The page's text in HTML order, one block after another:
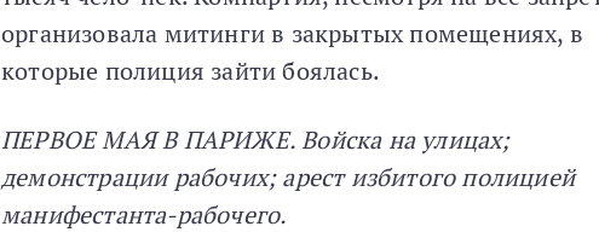
организовала митинги в закрытых помещениях, в
которые полиция зайти боялась.
ПЕРВОЕ МАЯ В ПАРИЖЕ. Войска на улицах;
демонстрации рабочих; арест избитого полицией
манифестанта-рабочего.